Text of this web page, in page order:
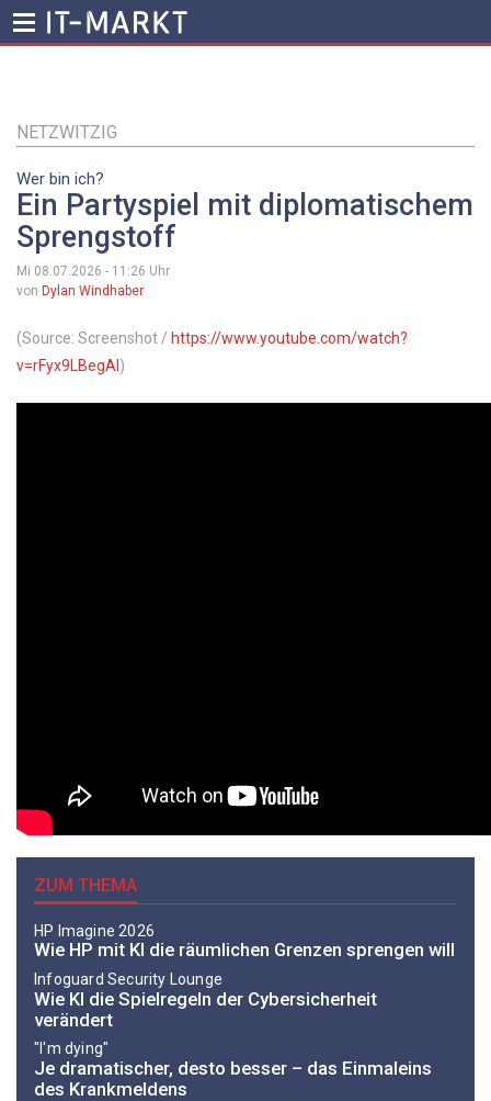
Inhalt
NETZWITZIG
Wer bin ich?
Ein Partyspiel mit diplomatischem
Sprengstoff
Mi 08.07.2026 - 11:26 Uhr
von Dylan Windhaber
(Source: Screenshot / https://www.youtube.com/watch?
v=rFyx9LBegAI )
ZUM THEMA
HP Imagine 2026
Wie HP mit KI die räumlichen Grenzen sprengen will
Infoguard Security Lounge
Wie KI die Spielregeln der Cybersicherheit
verändert
"I'm dying"
Je dramatischer, desto besser – das Einmaleins
des Krankmeldens